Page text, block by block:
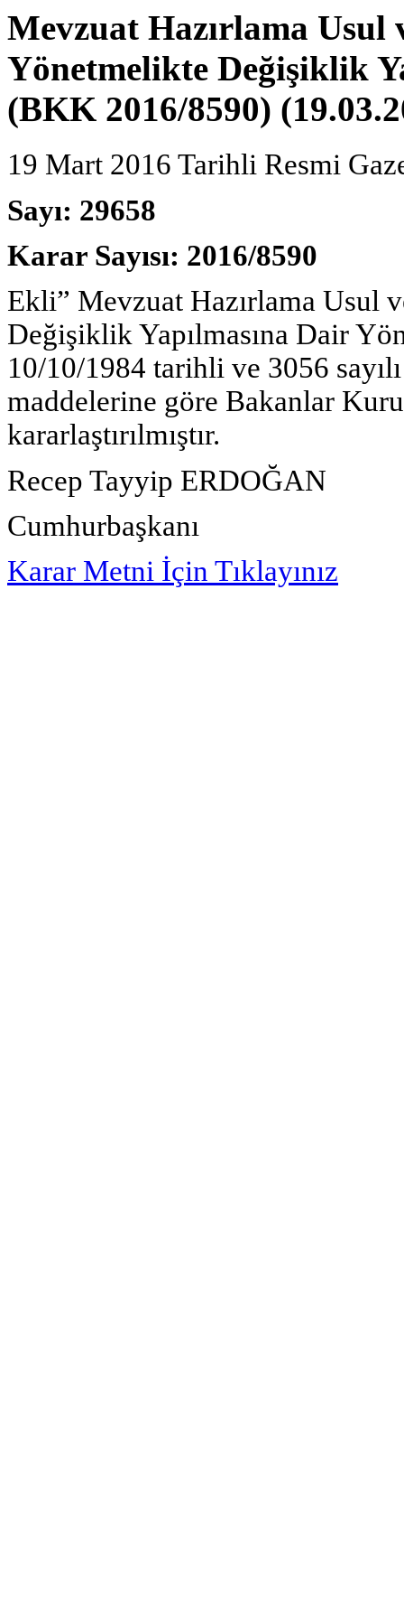
Mevzuat Hazırlama Usul
Yönetmelikte Değişiklik
(BKK 2016/8590)
19 Mart 2016 Tarihli Resmi
Sayı: 29658
Karar Sayısı: 2016/8590
Ekli” Mevzuat Hazırlama Usul
Değişiklik Yapılmasına Dair
10/10/1984 tarihli ve 3056
maddelerine göre Bakanlar
kararlaştırılmıştır.
Recep Tayyip ERDOĞAN
Cumhurbaşkanı
Karar Metni İçin Tıklayınız